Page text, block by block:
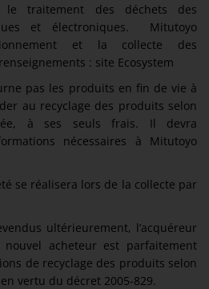
traitement des déchets des
et électroniques. Mitutoyo
et la collecte des
: site Ecosystem
pas les produits en fin de vie à
au recyclage des produits selon
à ses seuls frais. Il devra
nécessaires à Mitutoyo
se réalisera lors de la collecte par
ultérieurement, l’acquéreur
acheteur est parfaitement
de recyclage des produits selon
vertu du décret 2005-829.